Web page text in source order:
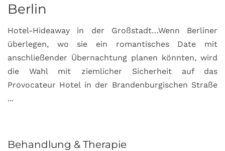
Berlin
Hotel-Hideaway in der Großstadt…Wenn Berliner
überlegen, wo sie ein romantisches Date mit
anschließender Übernachtung planen könnten, wird
die Wahl mit ziemlicher Sicherheit auf das
Provocateur Hotel in der Brandenburgischen Straße
...
Behandlung & Therapie